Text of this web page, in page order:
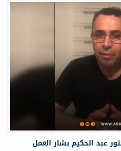
عبد الحكيم بشار العمل